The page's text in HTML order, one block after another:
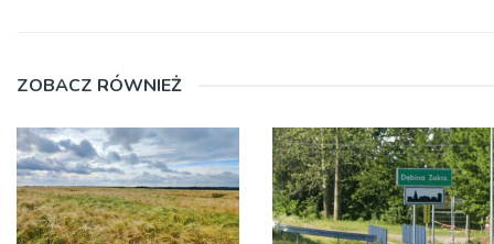
ZOBACZ RÓWNIEŻ